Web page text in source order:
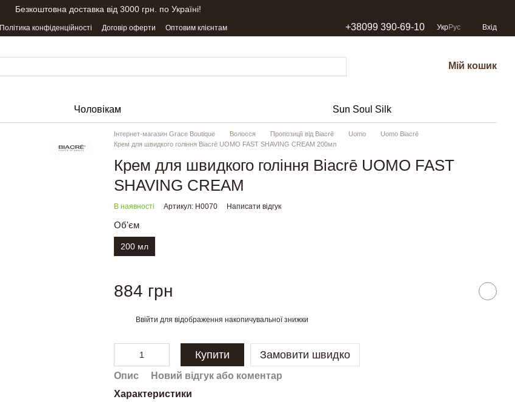
Безкоштовна доставка від 3000 грн. по Україні!
Політика конфіденційності Договір оферти Оптовим клієнтам +38099 390-69-10 УкрРус Вхід
Мій кошик
Чоловікам Sun Soul Silk
Інтернет-магазин Grace Boutique Волосся Пропозиції від Biacrē Uomo
Uomo Biacrē
Крем для швидкого гоління Biacrē UOMO FAST SHAVING CREAM 200мл
Крем для швидкого гоління Biacrē UOMO FAST
SHAVING CREAM
В наявності Артикул: H0070 Написати відгук
Об'єм
200 мл
884 грн
Ввійти для відображення накопичувальної знижки
Купити Замовити швидко
Опис
Новий відгук або коментар
Характеристики